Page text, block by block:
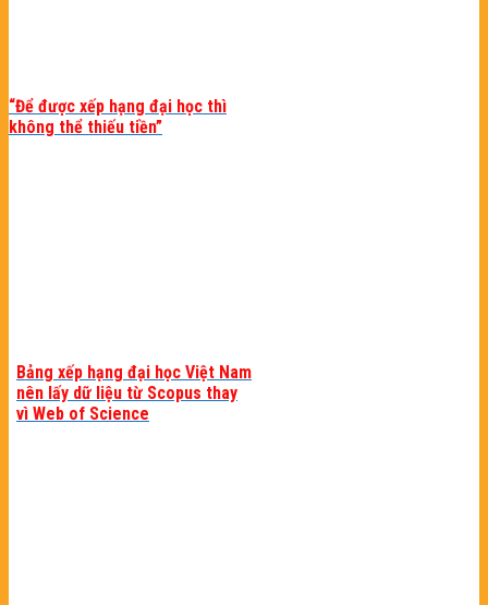
“Để được xếp hạng đại học thì
không thể thiếu tiền”
Bảng xếp hạng đại học Việt Nam
nên lấy dữ liệu từ Scopus thay
vì Web of Science